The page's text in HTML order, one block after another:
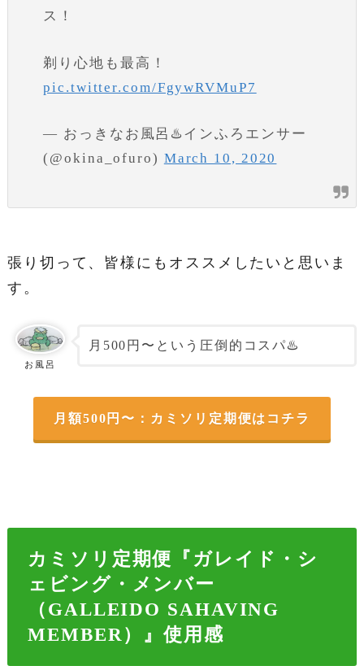
ス！
剃り心地も最高！
pic.twitter.com/FgywRVMuP7
— おっきなお風呂♨️インふろエンサー
(@okina_ofuro) March 10, 2020
張り切って、皆様にもオススメしたいと思いま
す。
お風呂
月500円〜という圧倒的コスパ♨️
月額500円〜：カミソリ定期便はコチラ
カミソリ定期便『ガレイド・シ
ェビング・メンバー
（GALLEIDO SAHAVING
MEMBER）』使用感